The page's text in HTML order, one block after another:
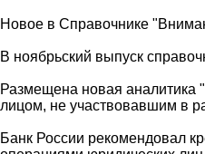
Новое в Справочнике
В ноябрьский выпуск
Размещена новая аналитика
лицом, не участвовавшим в
Банк России рекомендовал